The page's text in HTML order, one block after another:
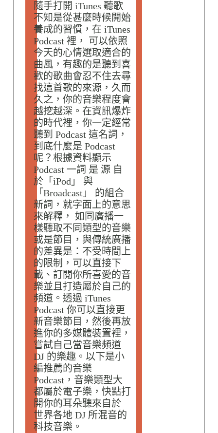
隨手打開 iTunes 聽歌
不知是從甚麼時候開始
養成的習慣，在 iTunes
Podcast 裡， 可以依照
今天的心情選取適合的
曲風，有趣的是聽到喜
歡的歌曲會忍不住去尋
找這首歌的來源，久而
久之，你的音樂程度會
越挖越深。在資訊爆炸
的時代裡，你一定經常
聽到 Podcast 這名詞，
到底什麼是 Podcast
呢？根據資料顯示
Podcast 一詞 是 源 自
於「iPod」 與
「Broadcast」 的組合
新詞，就字面上的意思
來解釋， 如同廣播一
樣聽取不同類型的音樂
或是節目，與傳統廣播
的差異是：不受時間上
的限制，可以直接下
載、訂閱你所喜愛的音
樂並且打造屬於自己的
頻道。透過 iTunes
Podcast 你可以直接更
新音樂節目，然後再放
進你的多媒體裝置裡，
嘗試自己當音樂頻道
DJ 的樂趣。以下是小
編推薦的音樂
Podcast，音樂類型大
都屬於電子樂，快點打
開你的耳朵聽來自於
世界各地 DJ 所混音的
科技音樂。